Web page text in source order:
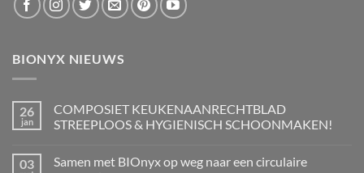
BIONYX NIEUWS
26
jan
COMPOSIET KEUKENAANRECHTBLAD
STREEPLOOS & HYGIENISCH SCHOONMAKEN!
op
03
Samen met BIOnyx op weg naar een circulaire